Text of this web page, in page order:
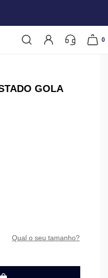
0
GOLA
qual o seu tamanho?